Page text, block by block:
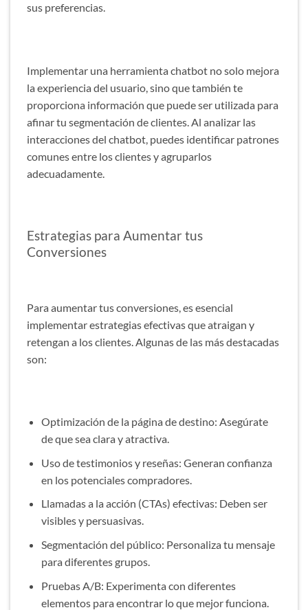
sus preferencias.
Implementar una herramienta chatbot no solo mejora
la experiencia del usuario, sino que también te
proporciona información que puede ser utilizada para
afinar tu segmentación de clientes. Al analizar las
interacciones del chatbot, puedes identificar patrones
comunes entre los clientes y agruparlos
adecuadamente.
Estrategias para Aumentar tus
Conversiones
Para aumentar tus conversiones, es esencial
implementar estrategias efectivas que atraigan y
retengan a los clientes. Algunas de las más destacadas
son:
Optimización de la página de destino: Asegúrate
de que sea clara y atractiva.
Uso de testimonios y reseñas: Generan confianza
en los potenciales compradores.
Llamadas a la acción (CTAs) efectivas: Deben ser
visibles y persuasivas.
Segmentación del público: Personaliza tu mensaje
para diferentes grupos.
Pruebas A/B: Experimenta con diferentes
elementos para encontrar lo que mejor funciona.